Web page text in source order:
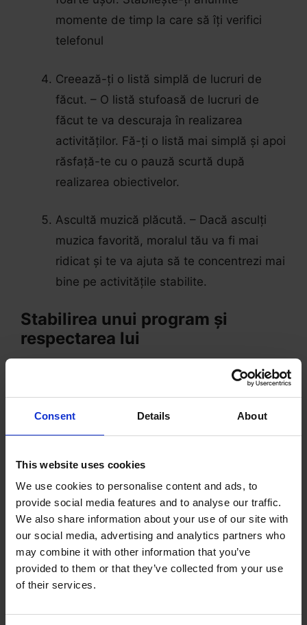
Consent Details About
This website uses cookies
We use cookies to personalise content and ads, to
provide social media features and to analyse our traffic.
We also share information about your use of our site with
our social media, advertising and analytics partners who
may combine it with other information that you’ve
provided to them or that they’ve collected from your use
of their services.
momente de timp la care să îți verifici
telefonul
Creează-ți o listă simplă de lucruri de
făcut. – O listă stufoasă de lucruri de
făcut te va descuraja în realizarea
activităților. Fă-ți o listă mai simplă și apoi
răsfață-te cu o pauză scurtă după
realizarea obiectivelor.
Ascultă muzică plăcută. – Dacă asculți
muzica favorită, moralul tău va fi mai
ridicat și te va ajuta să te concentrezi mai
bine pe activitățile stabilite.
Stabilirea unui program și
respectarea lui
un plan își fac planul să eșueze”. Planificarea
Respectarea programului îți va aduce beneficii,
cum ar fi:
Respectarea termenelor limită și
reducerea restanțelor și a stresului.
Stabilirea de limite pentru a păstra un